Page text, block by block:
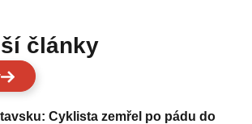
články
Cyklista zemřel po pádu do